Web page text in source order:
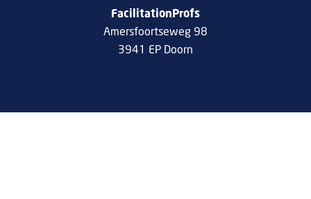
FacilitationProfs
Amersfoortseweg 98
3941 EP Doorn